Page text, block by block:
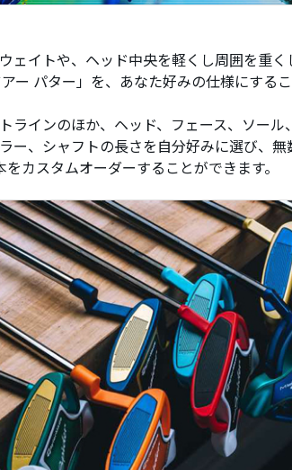
ェイトや、ヘッド中央を軽くし周囲を重
ー パター」を、あなた好みの仕様にするこ
ラインのほか、ヘッド、フェース、ソール
ー、シャフトの長さを自分好みに選び、無
カスタムオーダーすることができます。